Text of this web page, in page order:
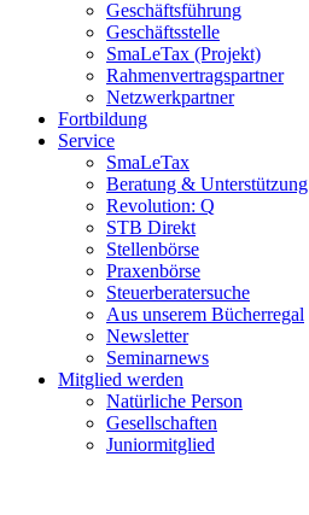
Geschäftsführung
Geschäftsstelle
SmaLeTax (Projekt)
Rahmenvertragspartner
Netzwerkpartner
Fortbildung
Service
SmaLeTax
Beratung & Unterstützung
Revolution: Q
STB Direkt
Stellenbörse
Praxenbörse
Steuerberatersuche
Aus unserem Bücherregal
Newsletter
Seminarnews
Mitglied werden
Natürliche Person
Gesellschaften
Juniormitglied